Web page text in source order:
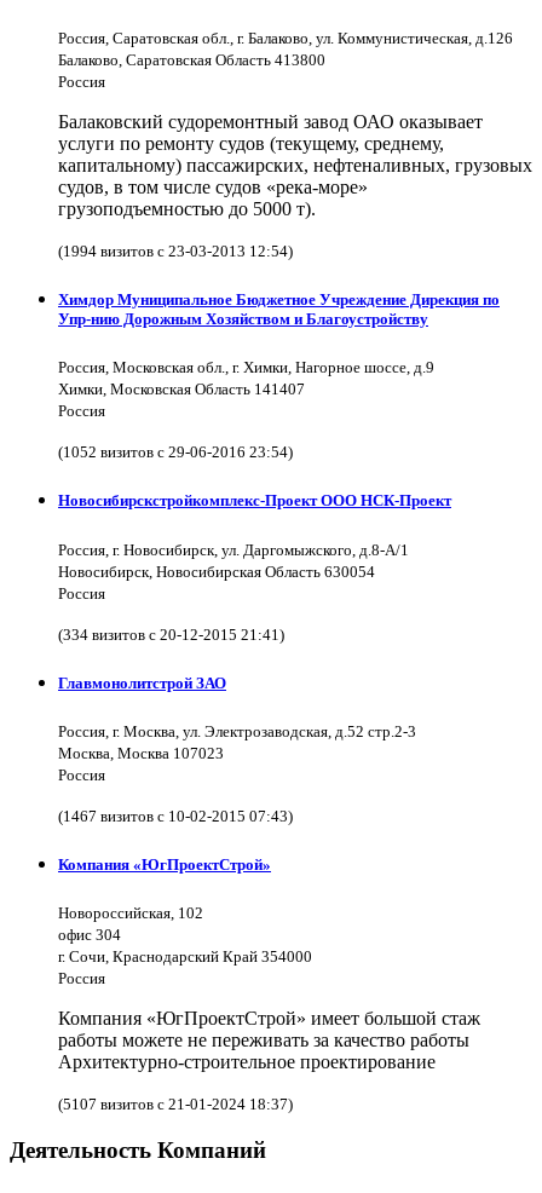
Россия, Саратовская обл., г. Балаково, ул. Коммунистическая, д.126
Балаково, Саратовская Область 413800
Россия
Балаковский судоремонтный завод ОАО оказывает
услуги по ремонту судов (текущему, среднему,
капитальному) пассажирских, нефтеналивных, грузовых
судов, в том числе судов «река-море»
грузоподъемностью до 5000 т).
(1994 визитов с 23-03-2013 12:54)
Химдор Муниципальное Бюджетное Учреждение Дирекция по
Упр-нию Дорожным Хозяйством и Благоустройству
Россия, Московская обл., г. Химки, Нагорное шоссе, д.9
Химки, Московская Область 141407
Россия
(1052 визитов с 29-06-2016 23:54)
Новосибирскстройкомплекс-Проект ООО НСК-Проект
Россия, г. Новосибирск, ул. Даргомыжского, д.8-А/1
Новосибирск, Новосибирская Область 630054
Россия
(334 визитов с 20-12-2015 21:41)
Главмонолитстрой ЗАО
Россия, г. Москва, ул. Электрозаводская, д.52 стр.2-3
Москва, Москва 107023
Россия
(1467 визитов с 10-02-2015 07:43)
Компания «ЮгПроектСтрой»
Новороссийская, 102
офис 304
г. Сочи, Краснодарский Край 354000
Россия
Компания «ЮгПроектСтрой» имеет большой стаж
работы можете не переживать за качество работы
Архитектурно-строительное проектирование
(5107 визитов с 21-01-2024 18:37)
Деятельность Компаний